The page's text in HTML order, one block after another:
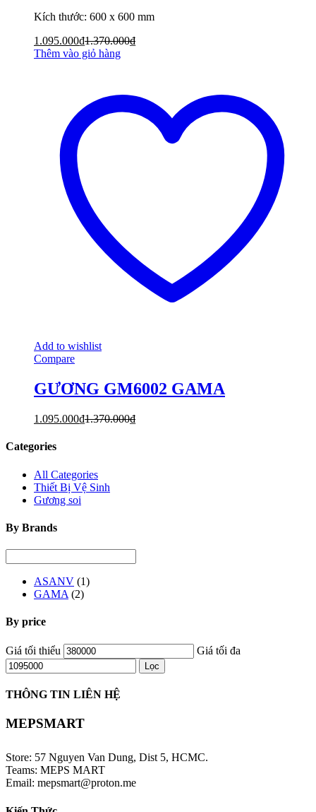
Kích thước: 600 x 600 mm
1.095.000₫1.370.000₫
Thêm vào giỏ hàng
Add to wishlist
Compare
GƯƠNG GM6002 GAMA
1.095.000₫1.370.000₫
Categories
All Categories
Thiết Bị Vệ Sinh
Gương soi
By Brands
ASANV (1)
GAMA (2)
By price
Giá tối thiểu Giá tối đa
Lọc
THÔNG TIN LIÊN HỆ
MEPSMART
Store: 57 Nguyen Van Dung, Dist 5, HCMC.
Teams: MEPS MART
Email: mepsmart@proton.me